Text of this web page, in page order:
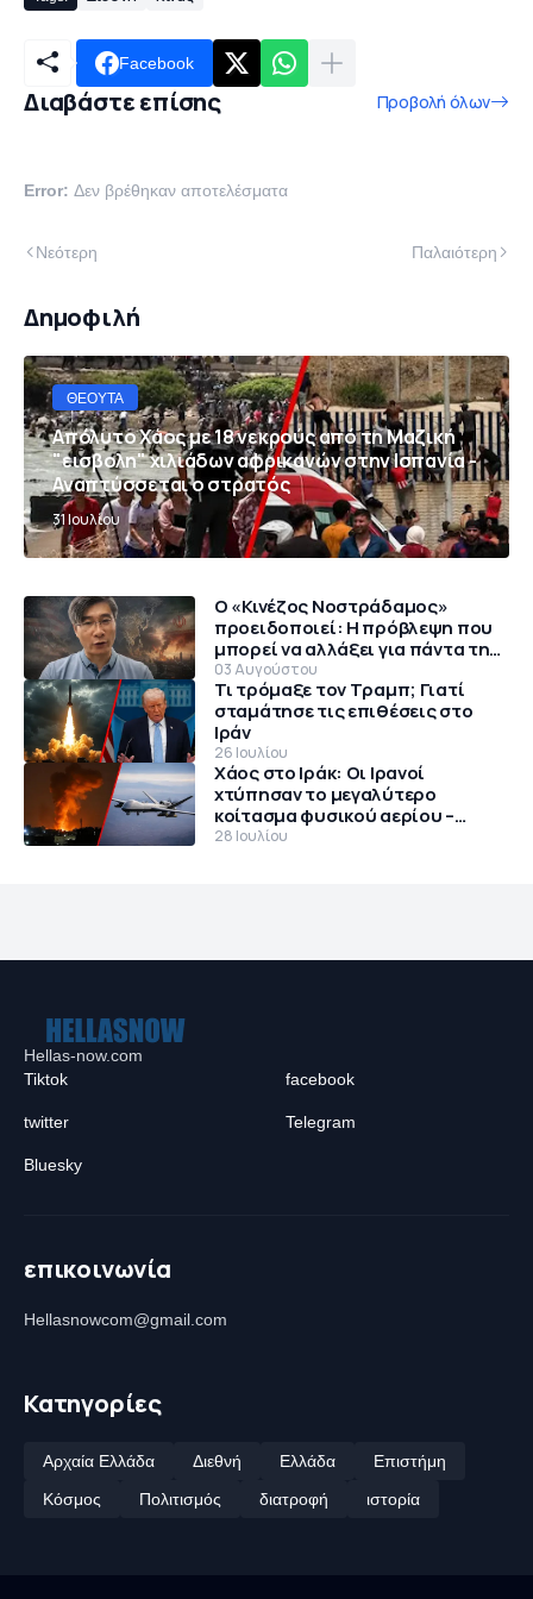
Facebook
Διαβάστε επίσης Προβολή όλων
Error: Δεν βρέθηκαν αποτελέσματα
Νεότερη Παλαιότερη
Δημοφιλή
ΘΈΟΥΤΑ
Απόλυτο Χάος με 18 νεκρούς από τη Μαζική
"εισβολη" χιλιάδων αφρικανών στην Ισπανία -
Αναπτύσσεται ο στρατός
31 Ιουλίου
Ο «Κινέζος Νοστράδαμος»
προειδοποιεί: Η πρόβλεψη που
μπορεί να αλλάξει για πάντα την
παγκόσμια τάξη
03 Αυγούστου
Τι τρόμαξε τον Τραμπ; Γιατί
σταμάτησε τις επιθέσεις στο
Ιράν
26 Ιουλίου
Χάος στο Ιράκ: Οι Ιρανοί
χτύπησαν το μεγαλύτερο
κοίτασμα φυσικού αερίου –
Θρίλερ με αμερικανικό MQ-9
28 Ιουλίου
Hellas-now.com
Tiktok
facebook
twitter Telegram
Bluesky
επικοινωνία
Hellasnowcom@gmail.com
Κατηγορίες
Αρχαία Ελλάδα Διεθνή Ελλάδα
Επιστήμη
Κόσμος
Πολιτισμός διατροφή ιστορία